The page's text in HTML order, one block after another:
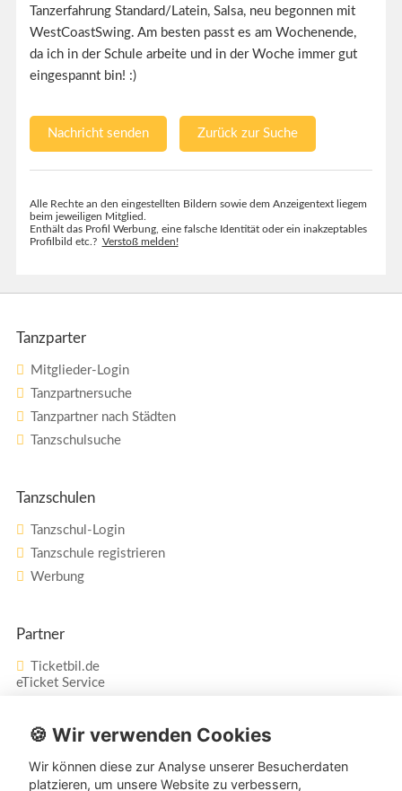
Tanzerfahrung Standard/Latein, Salsa, neu begonnen mit
WestCoastSwing. Am besten passt es am Wochenende,
da ich in der Schule arbeite und in der Woche immer gut
eingespannt bin! :)
Nachricht senden Zurück zur Suche
Alle Rechte an den eingestellten Bildern sowie dem Anzeigentext liegem
beim jeweiligen Mitglied.
Enthält das Profil Werbung, eine falsche Identität oder ein inakzeptables
Profilbild etc.? Verstoß melden!
Tanzparter
Mitglieder-Login
Tanzpartnersuche
Tanzpartner nach Städten
Tanzschulsuche
Tanzschulen
Tanzschul-Login
Tanzschule registrieren
Werbung
Partner
Ticketbil.de
eTicket Service
Vertrag widerrufen
Service
🍪 Wir verwenden Cookies
Wir können diese zur Analyse unserer Besucherdaten
platzieren, um unsere Website zu verbessern,